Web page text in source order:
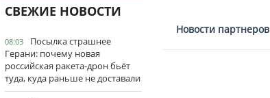
СВЕЖИЕ НОВОСТИ
08:03
Посылка страшнее
Герани: почему новая
российская ракета-дрон бьёт
туда, куда раньше не доставали
Новости партнеров